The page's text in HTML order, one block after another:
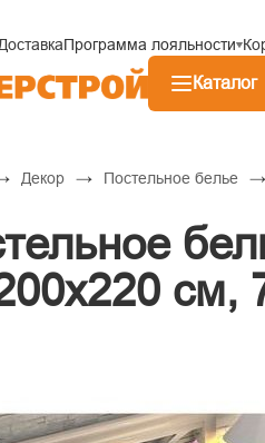
ДоставкаПрограмма лояльности
Каталог
Декор → Постельное белье →
см,